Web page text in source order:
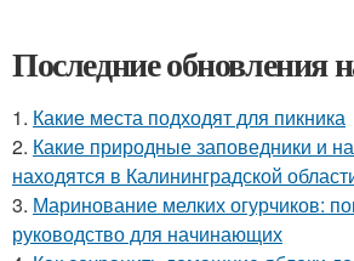
Последние обновления
1. Какие места подходят для пикника
2. Какие природные заповедники и
находятся в Калининградской
3. Маринование мелких огурчиков:
руководство для начинающих